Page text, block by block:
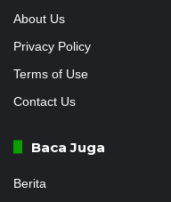
About Us
Privacy Policy
Terms of Use
Contact Us
Baca Juga
Berita